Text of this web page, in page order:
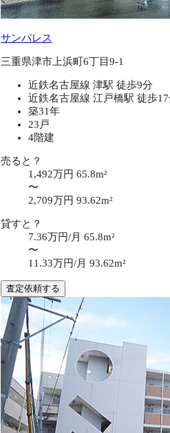
サンパレス
三重県津市上浜町6丁目9-1
近鉄名古屋線 津駅 徒歩9分
近鉄名古屋線 江戸橋駅 徒歩
築31年
23戸
4階建
売ると？
1,492万円 65.8m²
〜
2,709万円 93.62m²
貸すと？
7.36万円/月 65.8m²
〜
11.33万円/月 93.62m²
査定依頼する